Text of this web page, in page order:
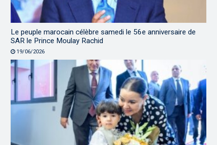
Le peuple marocain célèbre samedi le 56e anniversaire de
SAR le Prince Moulay Rachid
19/06/2026